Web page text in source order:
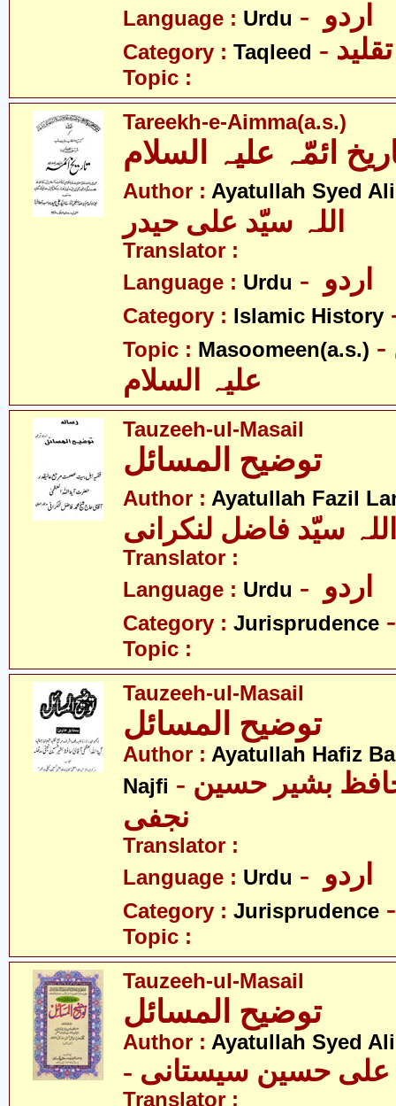
Language : Urdu
Category : Taqleed - تقلید
Topic :
Tareekh-e-Aimma(a.s.)
ائمّہ علیہ السلام
Author : Ayatullah Syed
اللہ سیّد علی حیدر
Translator :
Language : Urdu
Category : Islamic History
Topic : Masoomeen(a.s.) - معصومین
علیہ السلام
Tauzeeh-ul-Masail
توضیح المسائل
Author : Ayatullah Fazil
اللہ سیّد فاضل لنکرانی
Translator :
Language : Urdu
Category : Jurisprudence
Topic :
Tauzeeh-ul-Masail
توضیح المسائل
Author : Ayatullah Hafiz
Najfi - آیت اللہ سیّد حافظ بشیر حسین
نجفی
Translator :
Language : Urdu
Category : Jurisprudence
Topic :
Tauzeeh-ul-Masail
توضیح المسائل
Author : Ayatullah Syed
علی حسین سیستانی
Translator :